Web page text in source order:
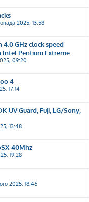
2025, 13:58
GHz clock speed
Intel Pentium Extreme
09:20
4
17:14
UV Guard, Fuji, LG/Sony,
13:48
40Mhz
19:28
2025, 18:46